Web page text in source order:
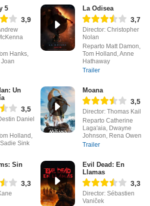
5
3,9
Hanks,
La Odisea
3,7
Director: Christopher
Nolan
Reparto Matt Damon,
Tom Holland, Anne
Hathaway
Trailer
Un
3,5
Daniel
Holland,
Sink
Moana
3,5
Director: Thomas Kail
Reparto Catherine
Laga'aia, Dwayne
Johnson, Rena Owen
Trailer
Sin
3,3
Evil Dead: En
Llamas
3,3
Director: Sébastien
Vaniček